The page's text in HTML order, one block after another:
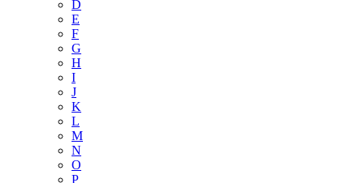
D
E
F
G
H
I
J
K
L
M
N
O
P